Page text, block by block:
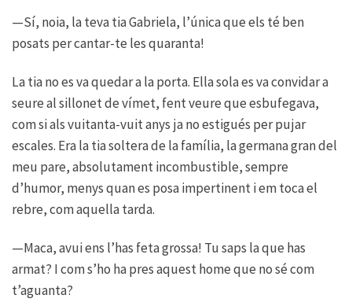
—Sí, noia, la teva tia Gabriela, l’única que els té ben
posats per cantar-te les quaranta!
La tia no es va quedar a la porta. Ella sola es va convidar a
seure al sillonet de vímet, fent veure que esbufegava,
com si als vuitanta-vuit anys ja no estigués per pujar
escales. Era la tia soltera de la família, la germana gran del
meu pare, absolutament incombustible, sempre
d’humor, menys quan es posa impertinent i em toca el
rebre, com aquella tarda.
—Maca, avui ens l’has feta grossa! Tu saps la que has
armat? I com s’ho ha pres aquest home que no sé com
t’aguanta?